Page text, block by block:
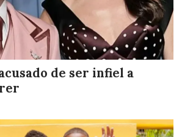
de ser infiel a